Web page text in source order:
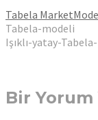
Tabela Market
Tabela-modeli
Işıklı-yatay-
Bir Yorum